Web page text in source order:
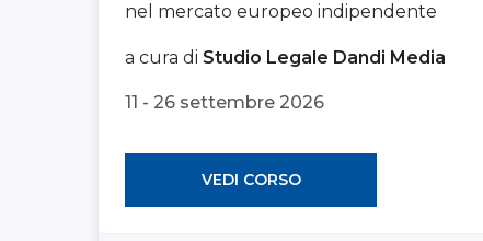
nel mercato europeo indipendente
a cura di Studio Legale Dandi Media
11 - 26 settembre 2026
VEDI CORSO